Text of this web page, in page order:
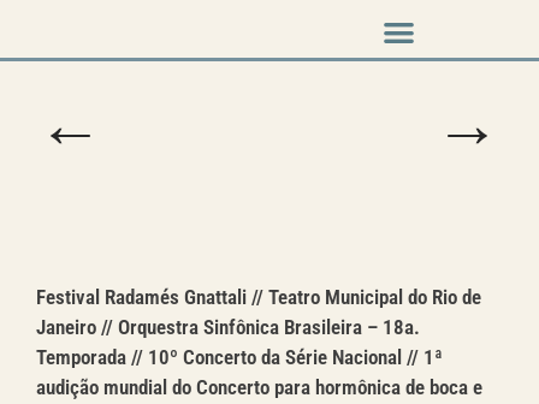
← →
Festival Radamés Gnattali // Teatro Municipal do Rio de
Janeiro // Orquestra Sinfônica Brasileira – 18a.
Temporada // 10º Concerto da Série Nacional // 1ª
audição mundial do Concerto para hormônica de boca e